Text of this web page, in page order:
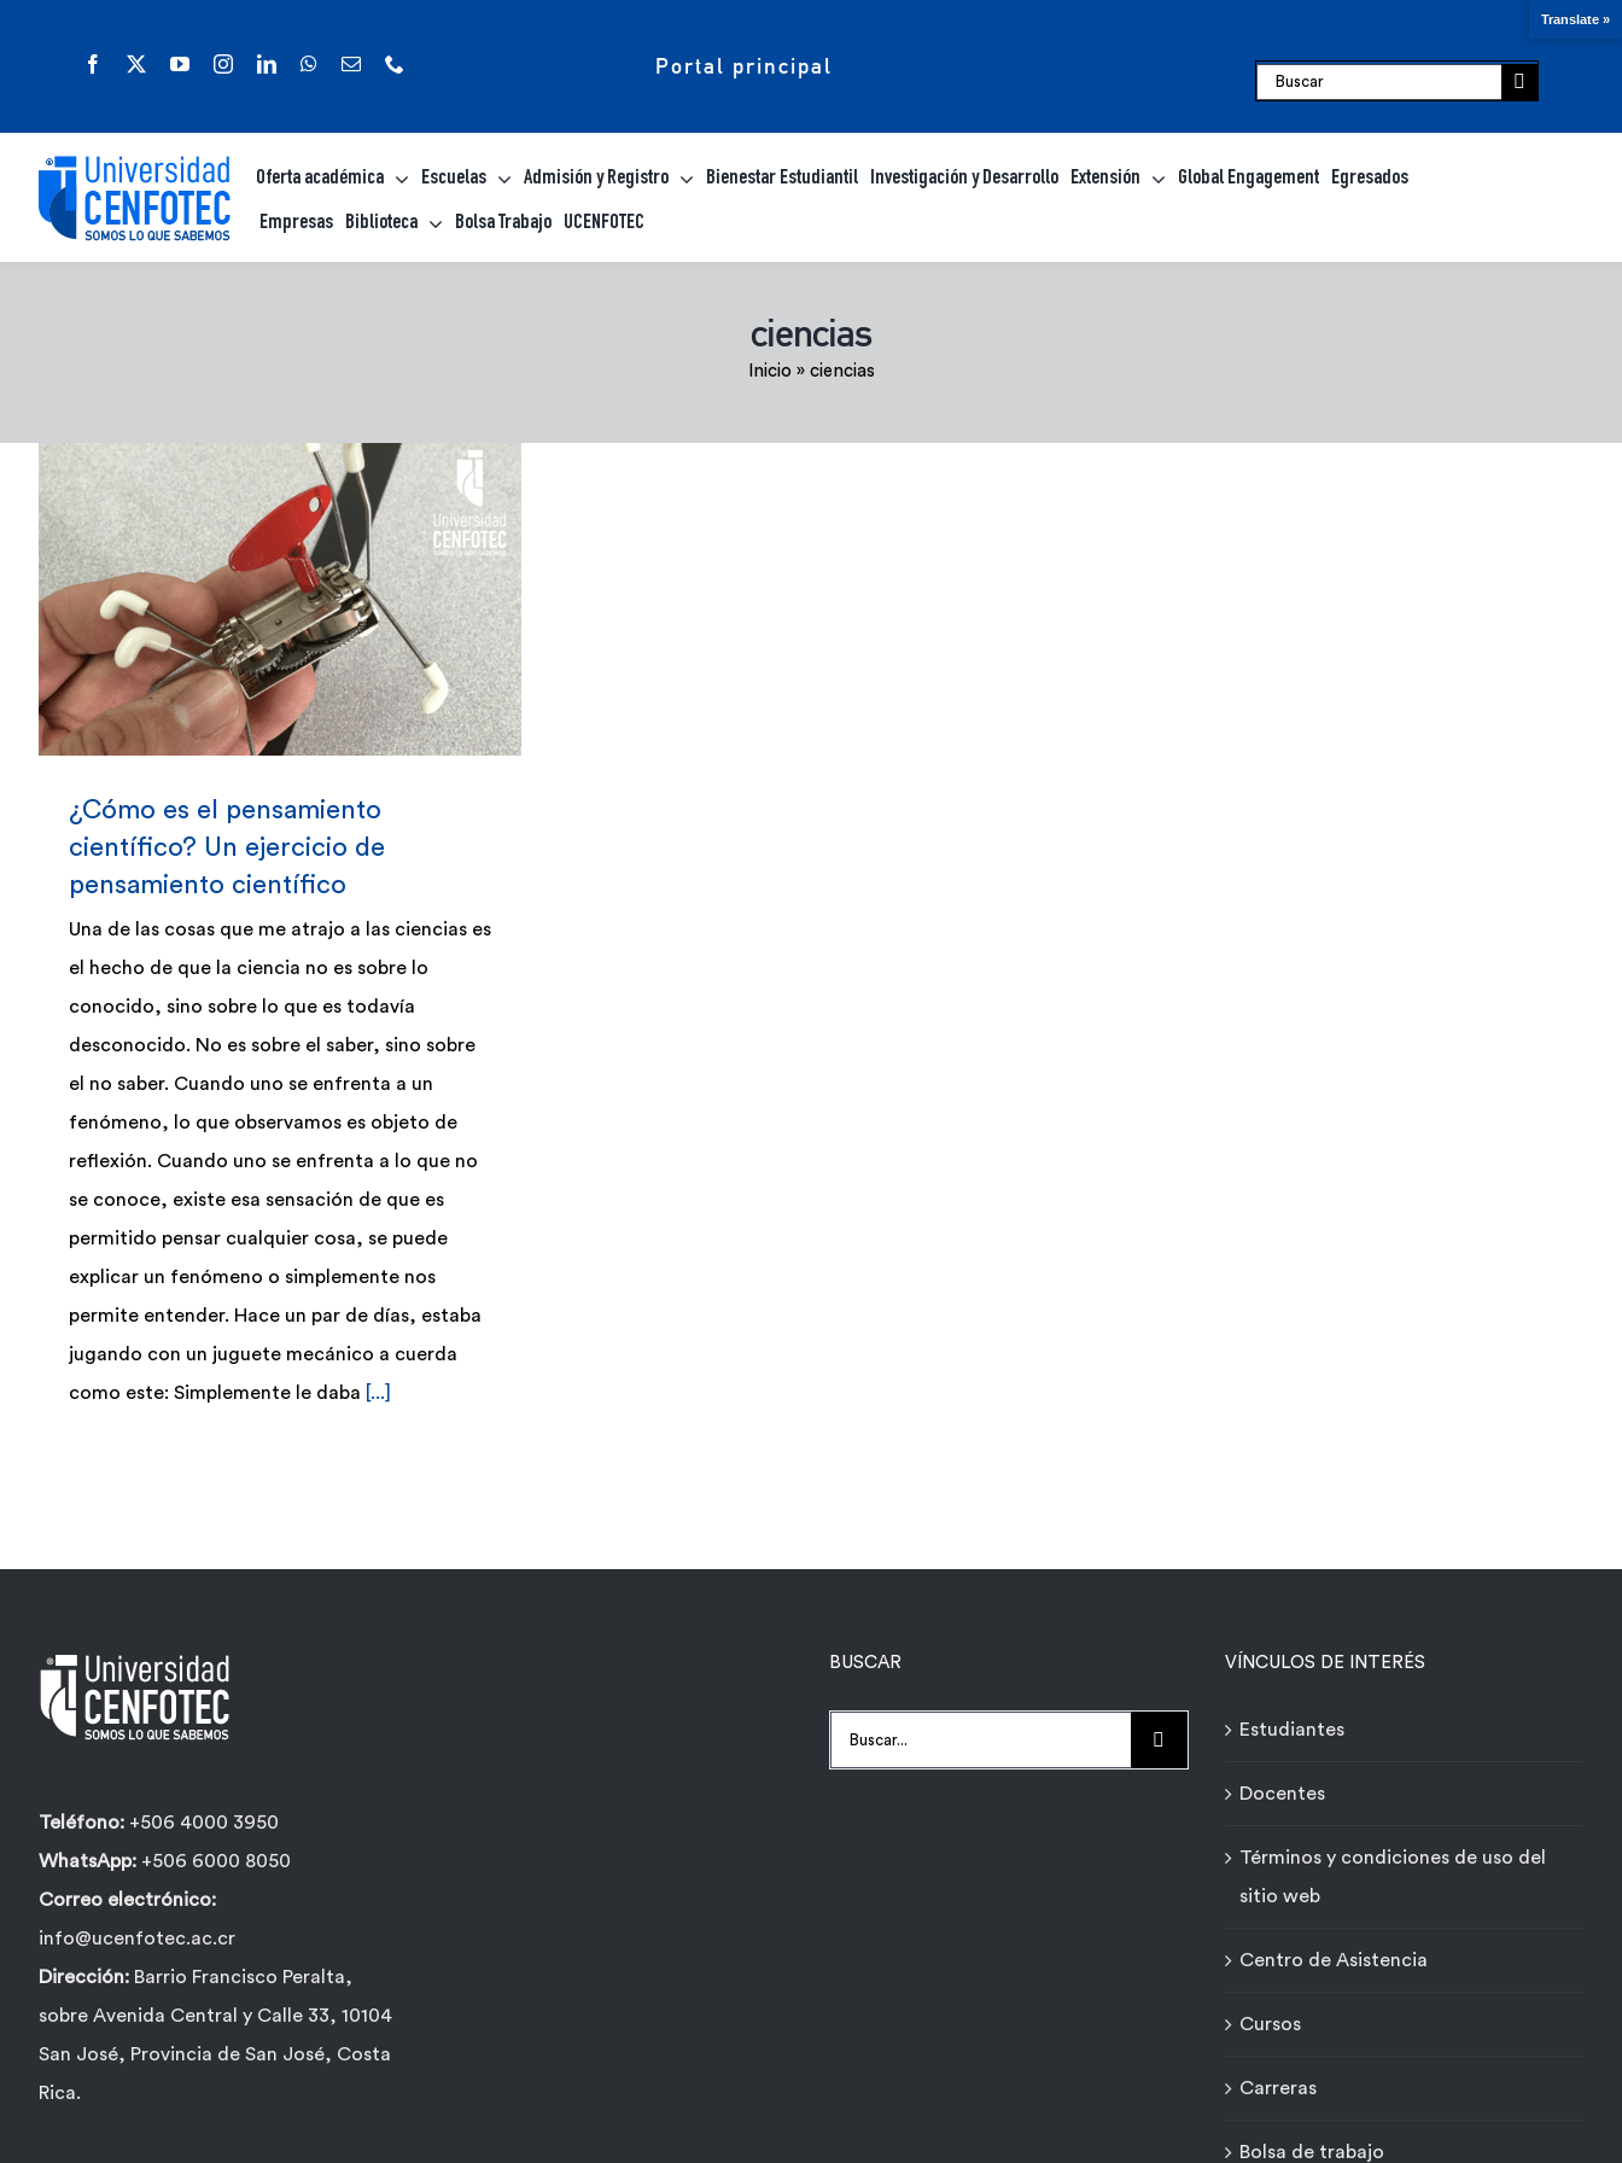
Portal principal
Buscar:
Oferta académica Escuelas Admisión y Registro Bienestar Estudiantil Investigación y Desarrollo Extensión Global Engagement Egresados
Empresas Biblioteca Bolsa Trabajo UCENFOTEC
ciencias
Inicio » ciencias
¿Cómo es el pensamiento
científico? Un ejercicio de
pensamiento científico
Una de las cosas que me atrajo a las ciencias es
el hecho de que la ciencia no es sobre lo
conocido, sino sobre lo que es todavía
desconocido. No es sobre el saber, sino sobre
el no saber. Cuando uno se enfrenta a un
fenómeno, lo que observamos es objeto de
reflexión. Cuando uno se enfrenta a lo que no
se conoce, existe esa sensación de que es
permitido pensar cualquier cosa, se puede
explicar un fenómeno o simplemente nos
permite entender. Hace un par de días, estaba
jugando con un juguete mecánico a cuerda
como este: Simplemente le daba
[...]
Teléfono: +506 4000 3950
WhatsApp: +506 6000 8050
Correo electrónico:
info@ucenfotec.ac.cr
Dirección: Barrio Francisco Peralta,
sobre Avenida Central y Calle 33, 10104
San José, Provincia de San José, Costa
Rica.
BUSCAR
Buscar:
VÍNCULOS DE INTERÉS
Estudiantes
Docentes
Términos y condiciones de uso del
sitio web
Centro de Asistencia
Cursos
Carreras
Bolsa de trabajo
Translate »